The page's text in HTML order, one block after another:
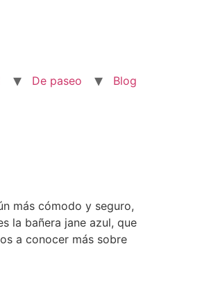
De paseo Blog
más cómodo y seguro,
la bañera jane azul, que
a conocer más sobre